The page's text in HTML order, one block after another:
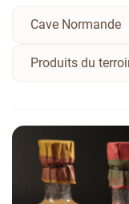
Cave Normande
Produits du